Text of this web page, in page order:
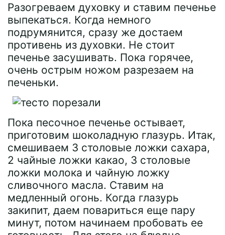
Разогреваем духовку и ставим печенье
выпекаться. Когда немного
подрумянится, сразу же достаем
противень из духовки. Не стоит
печенье засушивать. Пока горячее,
очень острым ножом разрезаем на
печеньки.
Пока песочное печенье остывает,
приготовим шоколадную глазурь. Итак,
смешиваем 3 столовые ложки сахара,
2 чайные ложки какао, 3 столовые
ложки молока и чайную ложку
сливочного масла. Ставим на
медленный огонь. Когда глазурь
закипит, даем повариться еще пару
минут, потом начинаем пробовать ее